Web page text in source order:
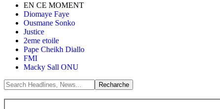
EN CE MOMENT
Diomaye Faye
Ousmane Sonko
Justice
2eme etoile
Pape Cheikh Diallo
FMI
Macky Sall ONU